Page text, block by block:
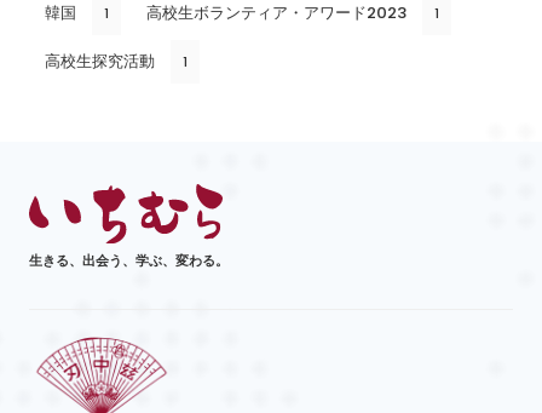
韓国 1 高校生ボランティア・アワード2023 1
高校生探究活動 1
生きる、出会う、学ぶ、変わる。